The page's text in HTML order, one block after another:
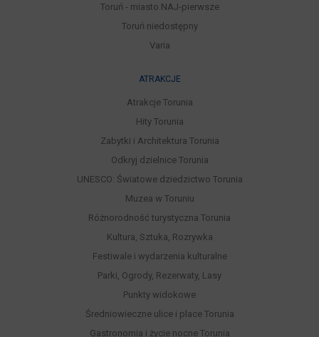
Toruń - miasto NAJ-pierwsze
Toruń niedostępny
Varia
ATRAKCJE
Atrakcje Torunia
Hity Torunia
Zabytki i Architektura Torunia
Odkryj dzielnice Torunia
UNESCO: Światowe dziedzictwo Torunia
Muzea w Toruniu
Różnorodność turystyczna Torunia
Kultura, Sztuka, Rozrywka
Festiwale i wydarzenia kulturalne
Parki, Ogrody, Rezerwaty, Lasy
Punkty widokowe
Średniowieczne ulice i place Torunia
Gastronomia i życie nocne Torunia